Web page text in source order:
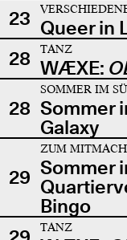
23 Queer in
28
TANZ
WÆXE:
28
SOMMER IM
Sommer
Galaxy
29
ZUM
Sommer
Bingo
TANZ